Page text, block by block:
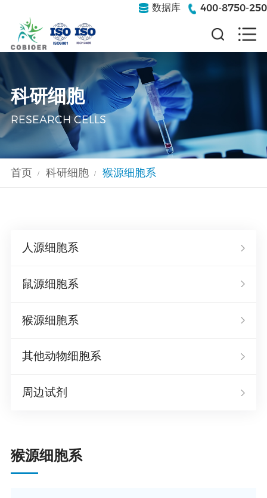
数据库 400-8750-250
科研细胞
RESEARCH CELLS
首页 / 科研细胞 / 猴源细胞系
人源细胞系
鼠源细胞系
猴源细胞系
其他动物细胞系
周边试剂
猴源细胞系